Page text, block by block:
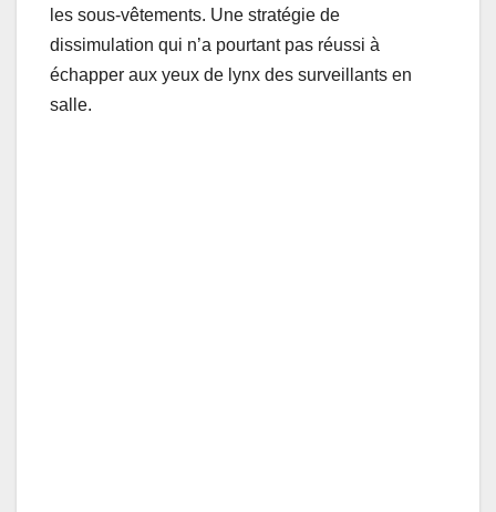
les sous-vêtements. Une stratégie de
dissimulation qui n’a pourtant pas réussi à
échapper aux yeux de lynx des surveillants en
salle.